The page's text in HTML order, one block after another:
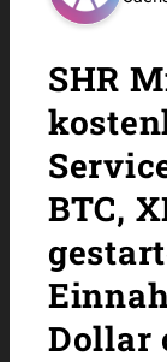
SHR
BTC,
Dollar